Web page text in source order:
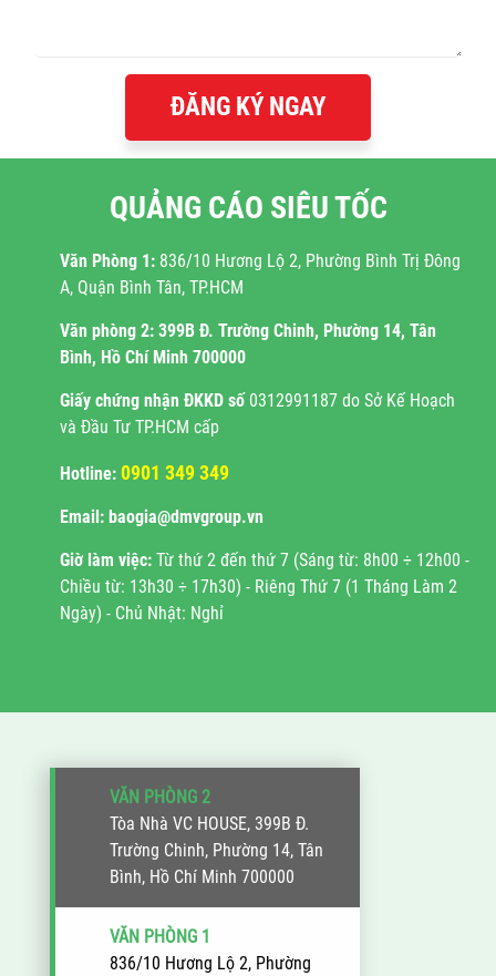
QUẢNG CÁO SIÊU TỐC
Văn Phòng 1: 836/10 Hương Lộ 2, Phường Bình Trị Đông
A, Quận Bình Tân, TP.HCM
Văn phòng 2: 399B Đ. Trường Chinh, Phường 14, Tân
Bình, Hồ Chí Minh 700000
Giấy chứng nhận ĐKKD số 0312991187 do Sở Kế Hoạch
và Đầu Tư TP.HCM cấp
Hotline: 0901 349 349
Email: baogia@dmvgroup.vn
Giờ làm việc: Từ thứ 2 đến thứ 7 (Sáng từ: 8h00 ÷ 12h00 -
Chiều từ: 13h30 ÷ 17h30) - Riêng Thứ 7 (1 Tháng Làm 2
Ngày) - Chủ Nhật: Nghỉ
ĐĂNG KÝ NGAY
VĂN PHÒNG 2
Tòa Nhà VC HOUSE, 399B Đ.
Trường Chinh, Phường 14, Tân
Bình, Hồ Chí Minh 700000
VĂN PHÒNG 1
836/10 Hương Lộ 2, Phường